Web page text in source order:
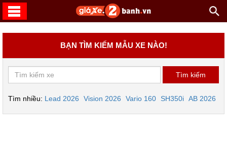
BẠN TÌM KIẾM MẪU XE NÀO!
Tìm nhiều: Lead 2026 Vision 2026 Vario 160 SH350i AB 2026